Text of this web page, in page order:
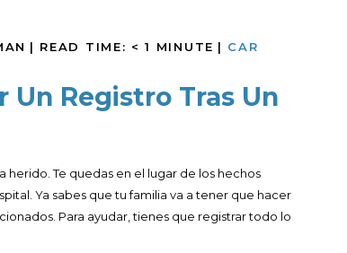
| READ TIME: < 1 MINUTE | CAR
Un Registro Tras Un
Te quedas en el lugar de los hechos
Ya sabes que tu familia va a tener que hacer
Para ayudar, tienes que registrar todo lo